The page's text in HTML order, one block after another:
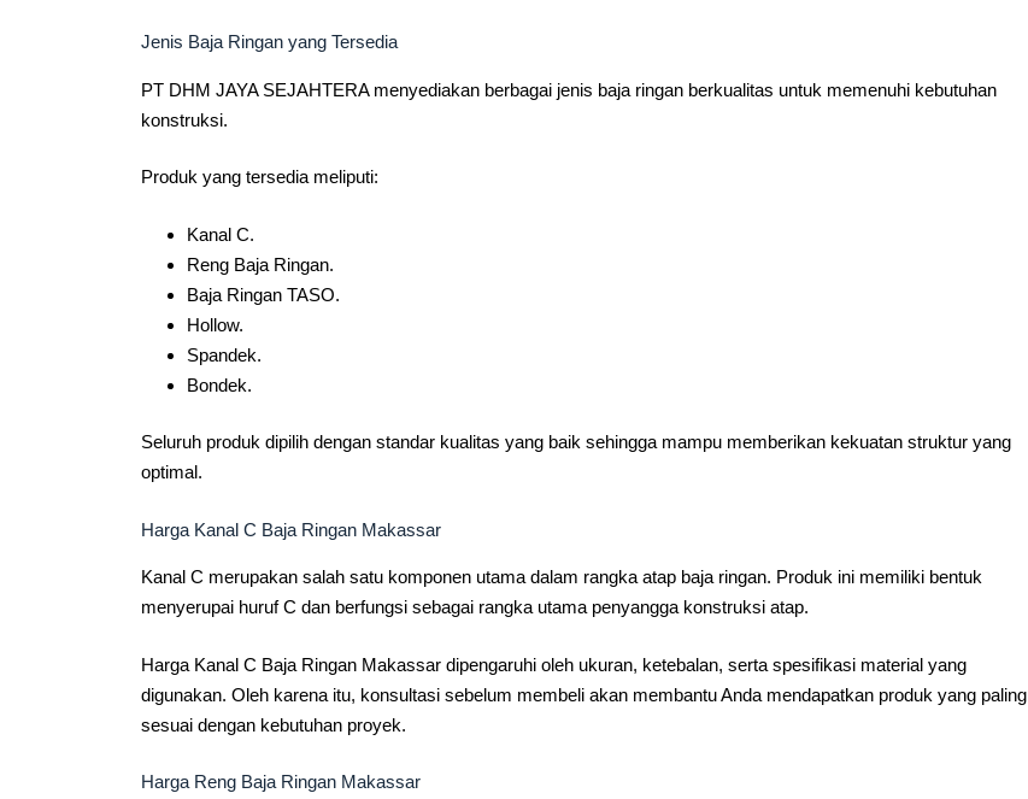
Jenis Baja Ringan yang Tersedia
PT DHM JAYA SEJAHTERA menyediakan berbagai jenis baja ringan berkualitas untuk memenuhi kebutuhan
konstruksi.
Produk yang tersedia meliputi:
Kanal C.
Reng Baja Ringan.
Baja Ringan TASO.
Hollow.
Spandek.
Bondek.
Seluruh produk dipilih dengan standar kualitas yang baik sehingga mampu memberikan kekuatan struktur yang
optimal.
Harga Kanal C Baja Ringan Makassar
Kanal C merupakan salah satu komponen utama dalam rangka atap baja ringan. Produk ini memiliki bentuk
menyerupai huruf C dan berfungsi sebagai rangka utama penyangga konstruksi atap.
Harga Kanal C Baja Ringan Makassar dipengaruhi oleh ukuran, ketebalan, serta spesifikasi material yang
digunakan. Oleh karena itu, konsultasi sebelum membeli akan membantu Anda mendapatkan produk yang paling
sesuai dengan kebutuhan proyek.
Harga Reng Baja Ringan Makassar